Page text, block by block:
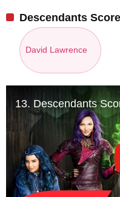
Descendants
David Lawrence
13. Descendants